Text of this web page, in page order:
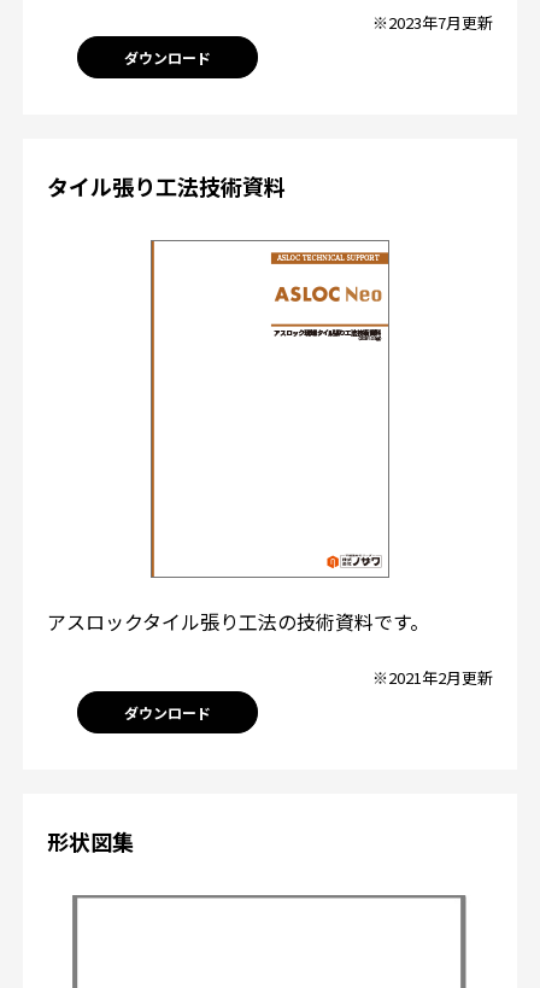
※2023年7月更新
ダウンロード
タイル張り工法技術資料
アスロックタイル張り工法の技術資料です。
※2021年2月更新
ダウンロード
形状図集